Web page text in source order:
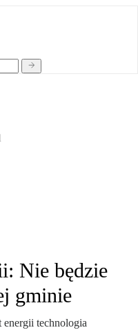
Nie będzie
gminie
energii technologia